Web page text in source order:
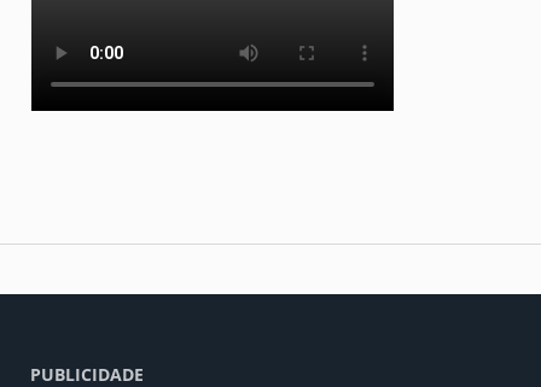
PUBLICIDADE